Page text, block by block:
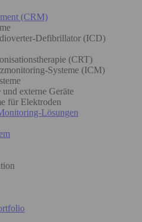
(CRM)
Defibrillator (ICD)
(CRT)
Systeme (ICM)
und externe Geräte
für Elektroden
Lösungen